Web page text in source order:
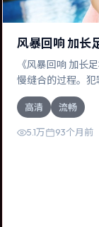
风暴回响 加长
《风暴回响 加长
慢缝合的过程。犯
唯的对手戏尤为
本片亦在日本实地
高清 流畅
5.1万 93个月前